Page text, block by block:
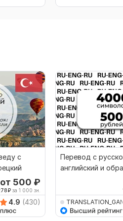
с
от 500 ₽
₽ за 1 000 зн.
4.9 (430)
Перевод с
английский и